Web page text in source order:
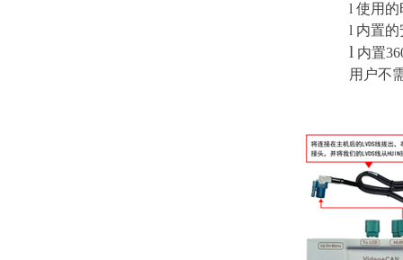
l 使用的
l 内置
l 内置
用户不